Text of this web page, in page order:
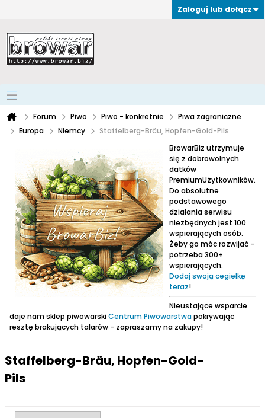
Zaloguj lub dołącz
Forum Piwo Piwo - konkretnie
Piwa zagraniczne
Europa
Niemcy
Staffelberg-Bräu, Hopfen-Gold-Pils
BrowarBiz utrzymuje
się z dobrowolnych
datków
PremiumUżytkowników.
Do absolutne
podstawowego
działania serwisu
niezbędnych jest 100
wspierających osób.
Żeby go móc rozwijać -
potrzeba 300+
wspierających.
Dodaj swoją cegiełkę
teraz!
Nieustające wsparcie
daje nam sklep piwowarskiCentrum Piwowarstwapokrywając
resztę brakujących talarów - zapraszamy na zakupy!
Staffelberg-Bräu, Hopfen-Gold-
Pils